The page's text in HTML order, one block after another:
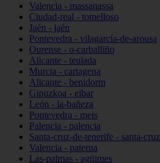
Valencia - massanassa
Ciudad-real - tomelloso
Jaén - jaén
Pontevedra - vilagarcía-de-arousa
Ourense - o-carballiño
Alicante - teulada
Murcia - cartagena
Alicante - benidorm
Gipuzkoa - eibar
León - la-bañeza
Pontevedra - meis
Palencia - palencia
Santa-cruz-de-tenerife - santa-
Valencia - paterna
Las-palmas - agüimes